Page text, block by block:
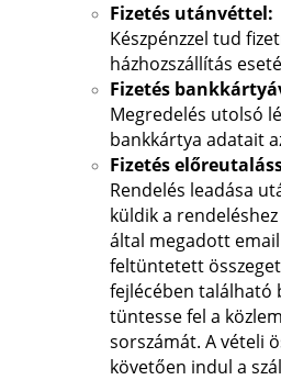
Fizetés utánvéttel:
Készpénzzel tud
házhozszállítás
Fizetés
Megredelés utolsó
bankkártya adatait
Fizetés
Rendelés leadása
küldik a
által megadott
feltüntetett
fejlécében található
tüntesse fel a
sorszámát. A vételi
követően indul a